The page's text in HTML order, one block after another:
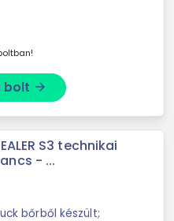
bolt arrow_forward
S3 technikai
- ...
bőrből készült;